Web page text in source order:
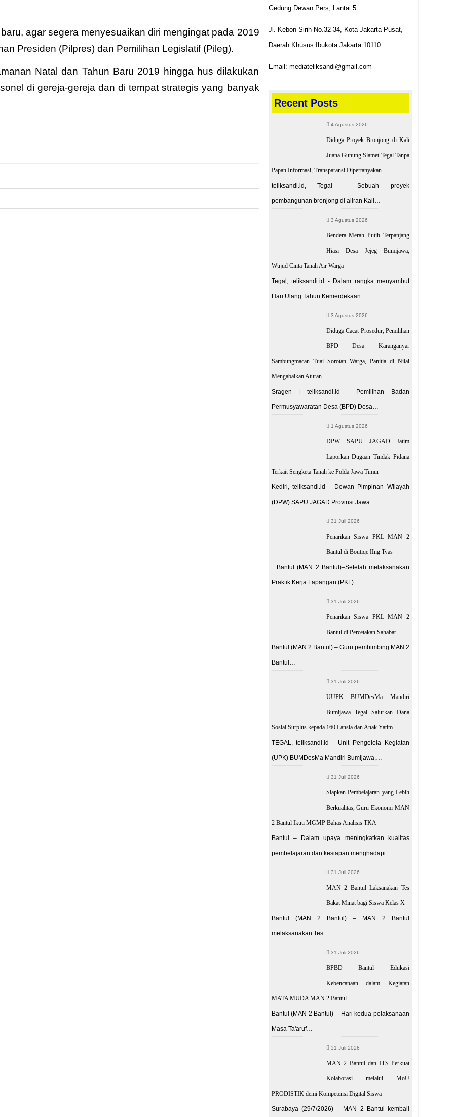
agar segera menyesuaikan diri mengingat pada 2019
Presiden (Pilpres) dan Pemilihan Legislatif (Pileg).
Natal dan Tahun Baru 2019 hingga hus dilakukan
di gereja-gereja dan di tempat strategis yang banyak
Gedung Dewan Pers, Lantai 5
Jl. Kebon Sirih No.32-34, Kota Jakarta Pusat,
Daerah Khusus Ibukota Jakarta 10110
Email: mediateliksandi@gmail.com
Recent Posts
4 Agustus 2026
Diduga Proyek Bronjong di Kali
Juana Gunung Slamet Tegal Tanpa
Papan Informasi, Transparansi Dipertanyakan
teliksandi.id, Tegal - Sebuah proyek
pembangunan bronjong di aliran Kali…
3 Agustus 2026
Bendera Merah Putih Terpanjang
Hiasi Desa Jejeg Bumijawa,
Wujud Cinta Tanah Air Warga
Tegal, teliksandi.id - Dalam rangka menyambut
Hari Ulang Tahun Kemerdekaan…
3 Agustus 2026
Diduga Cacat Prosedur, Pemilihan
BPD Desa Karanganyar
Sambungmacan Tuai Sorotan Warga, Panitia di Nilai
Mengabaikan Aturan
Sragen | teliksandi.id - Pemilihan Badan
Permusyawaratan Desa (BPD) Desa…
1 Agustus 2026
DPW SAPU JAGAD Jatim
Laporkan Dugaan Tindak Pidana
Terkait Sengketa Tanah ke Polda Jawa Timur
Kediri, teliksandi.id - Dewan Pimpinan Wilayah
(DPW) SAPU JAGAD Provinsi Jawa…
31 Juli 2026
Penarikan Siswa PKL MAN 2
Bantul di Boutiqe IIng Tyas
Bantul (MAN 2 Bantul)–Setelah melaksanakan
Praktik Kerja Lapangan (PKL)…
31 Juli 2026
Penarikan Siswa PKL MAN 2
Bantul di Percetakan Sahabat
Bantul (MAN 2 Bantul) – Guru pembimbing MAN 2
Bantul…
31 Juli 2026
UUPK BUMDesMa Mandiri
Bumijawa Tegal Salurkan Dana
Sosial Surplus kepada 160 Lansia dan Anak Yatim
TEGAL, teliksandi.id - Unit Pengelola Kegiatan
(UPK) BUMDesMa Mandiri Bumijawa,…
31 Juli 2026
Siapkan Pembelajaran yang Lebih
Berkualitas, Guru Ekonomi MAN
2 Bantul Ikuti MGMP Bahas Analisis TKA
Bantul – Dalam upaya meningkatkan kualitas
pembelajaran dan kesiapan menghadapi…
31 Juli 2026
MAN 2 Bantul Laksanakan Tes
Bakat Minat bagi Siswa Kelas X
Bantul (MAN 2 Bantul) – MAN 2 Bantul
melaksanakan Tes…
31 Juli 2026
BPBD Bantul Edukasi
Kebencanaan dalam Kegiatan
MATA MUDA MAN 2 Bantul
Bantul (MAN 2 Bantul) – Hari kedua pelaksanaan
Masa Ta'aruf…
31 Juli 2026
MAN 2 Bantul dan ITS Perkuat
Kolaborasi melalui MoU
PRODISTIK demi Kompetensi Digital Siswa
Surabaya (29/7/2026) – MAN 2 Bantul kembali